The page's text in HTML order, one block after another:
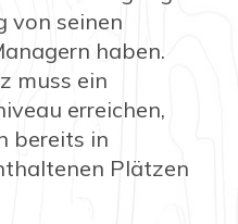
von seinen
haben.
muss ein
erreichen,
bereits in
Plätzen